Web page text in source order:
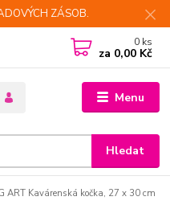
ZÁSOB.
Menu
Hledat
0 ks
za 0,00 Kč
ART Kavárenská kočka, 27 x 30 cm